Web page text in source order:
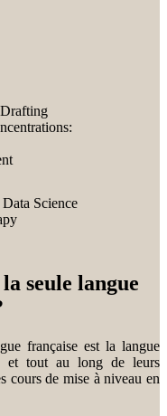
Science
seule langue
française est la langue
et tout au long de leurs
cours de mise à niveau en